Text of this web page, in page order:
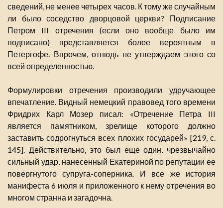
сведений, не менее четырех часов. К тому же случайным
ли было соседство дворцовой церкви? Подписание
Петром III отречения (если оно вообще было им
подписано) представляется более вероятным в
Петергофе. Впрочем, отнюдь не утверждаем этого со
всей определенностью.
Формулировки отречения производили удручающее
впечатление. Видный немецкий правовед того времени
Фридрих Карл Мозер писал: «Отречение Петра III
является памятником, зрелище которого должно
заставить содрогнуться всех плохих государей» [219, с.
145]. Действительно, это был еще один, чрезвычайно
сильный удар, нанесенный Екатериной по репутации ее
повергнутого супруга-соперника. И все же история
манифеста 6 июля и приложенного к нему отречения во
многом странна и загадочна.